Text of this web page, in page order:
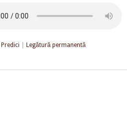
Predici Legătură permanentă